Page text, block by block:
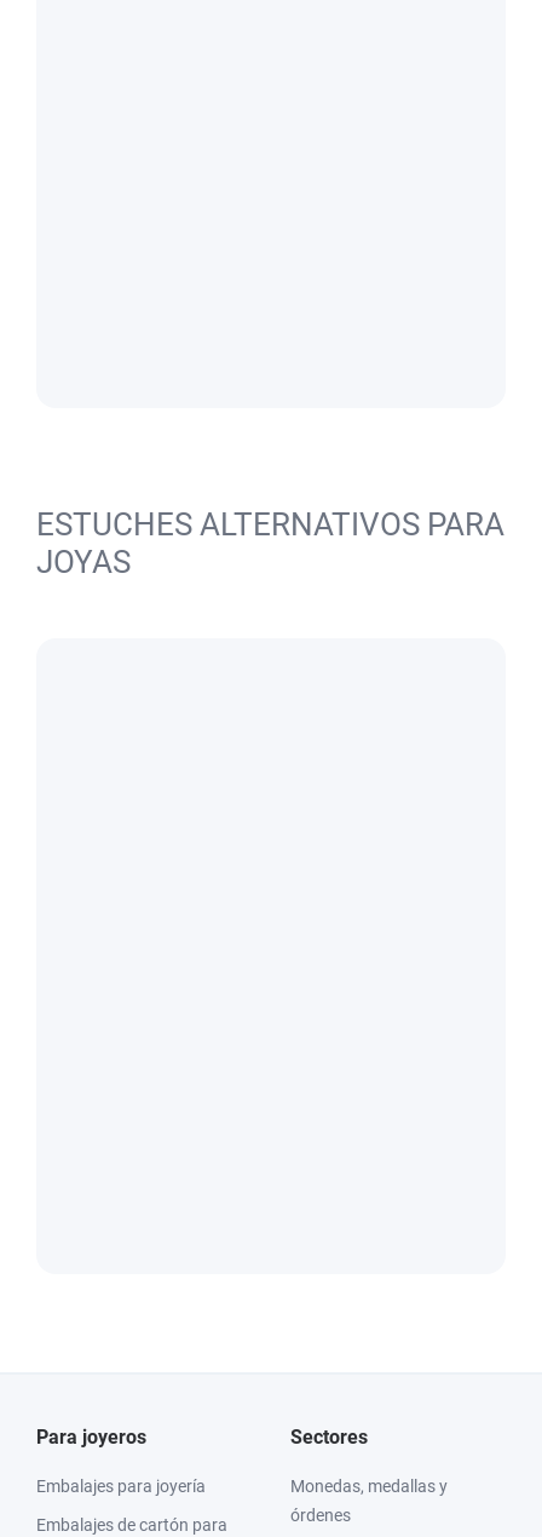
ESTUCHES ALTERNATIVOS PARA
JOYAS
Para joyeros
Embalajes para joyería
Embalajes de cartón para
Sectores
Monedas, medallas y
órdenes